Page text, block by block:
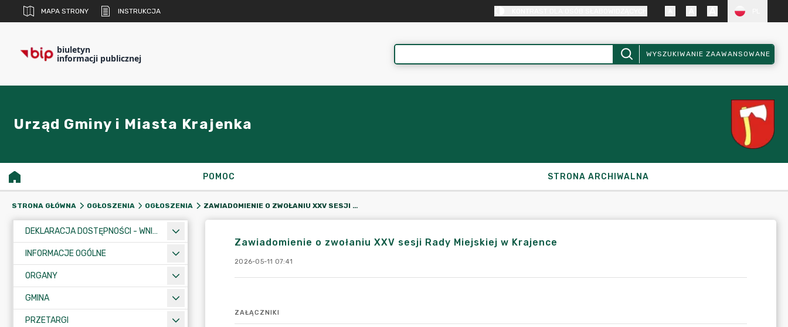
MAPA STRONY INSTRUKCJA
biuletyn
informacji publicznej WYSZUKIWANIE ZAAWANSOWANE
Urząd Gminy i Miasta Krajenka
POMOC STRONA ARCHIWALNA
STRONA GŁÓWNA OGŁOSZENIA OGŁOSZENIA ZAWIADOMIENIE O ZWOŁANIU XXV SESJI RADY MIEJSKIEJ W KRAJENCE
DEKLARACJA DOSTĘPNOŚCI - WNIOSEK
INFORMACJE OGÓLNE
ORGANY
GMINA
PRZETARGI
Zawiadomienie o zwołaniu XXV sesji Rady Miejskiej w Krajence
2026-05-11 07:41
ZAŁĄCZNIKI